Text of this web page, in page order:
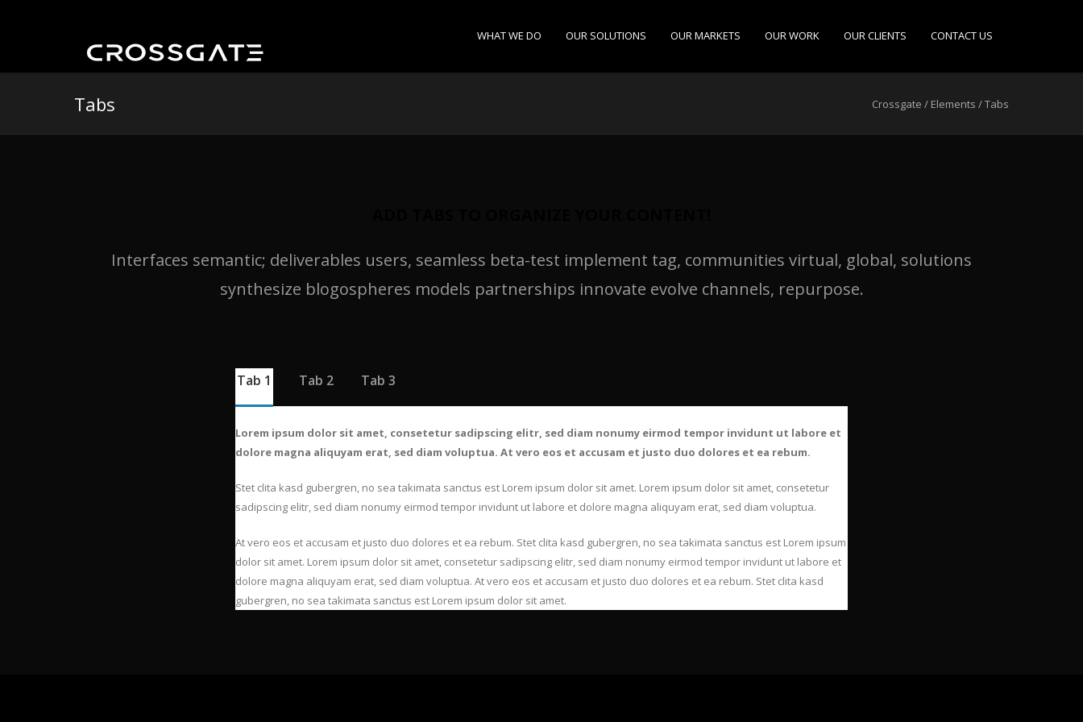
WHAT WE DO OUR SOLUTIONS OUR MARKETS OUR WORK OUR CLIENTS CONTACT US
Tabs Crossgate / Elements /Tabs
Interfaces semantic; deliverables users, seamless beta-test implement tag, communities virtual, global, solutions
synthesize blogospheres models partnerships innovate evolve channels, repurpose.
Tab 1 Tab 2 Tab 3
Lorem ipsum dolor sit amet, consetetur sadipscing elitr, sed diam nonumy eirmod tempor invidunt ut labore et
dolore magna aliquyam erat, sed diam voluptua. At vero eos et accusam et justo duo dolores et ea rebum.
Stet clita kasd gubergren, no sea takimata sanctus est Lorem ipsum dolor sit amet. Lorem ipsum dolor sit amet, consetetur
sadipscing elitr, sed diam nonumy eirmod tempor invidunt ut labore et dolore magna aliquyam erat, sed diam voluptua.
At vero eos et accusam et justo duo dolores et ea rebum. Stet clita kasd gubergren, no sea takimata sanctus est Lorem ipsum
dolor sit amet. Lorem ipsum dolor sit amet, consetetur sadipscing elitr, sed diam nonumy eirmod tempor invidunt ut labore et
dolore magna aliquyam erat, sed diam voluptua. At vero eos et accusam et justo duo dolores et ea rebum. Stet clita kasd
gubergren, no sea takimata sanctus est Lorem ipsum dolor sit amet.